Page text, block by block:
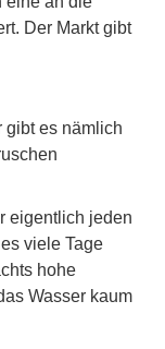
Der Markt gibt
gibt es nämlich
eigentlich jeden
viele Tage
hohe
Wasser kaum